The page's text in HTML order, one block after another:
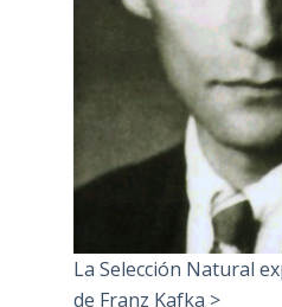
La Selección Natural
de Franz Kafka >